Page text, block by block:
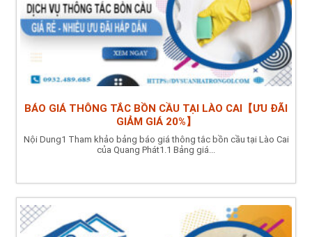
BÁO GIÁ THÔNG TẮC BỒN CẦU TẠI LÀO CAI【ƯU ĐÃI
GIẢM GIÁ 20%】
Nội Dung1 Tham khảo bảng báo giá thông tắc bồn cầu tại Lào Cai
của Quang Phát1.1 Bảng giá...